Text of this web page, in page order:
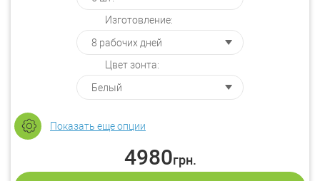
Изготовление:
Цвет зонта:
Показать еще опции
4980грн.